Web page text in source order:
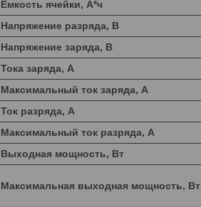
Емкость ячейки, А*ч
Напряжение разряда, В
Напряжение заряда, В
Тока заряда, А
Максимальный ток заряда, А
Ток разряда, А
Максимальный ток разряда, А
Выходная мощность, Вт
Максимальная выходная мощность, Вт